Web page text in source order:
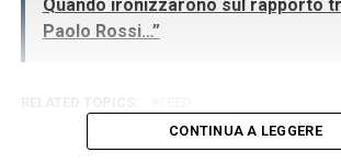
Quando ironizzarono sul rapporto
Paolo Rossi…”
CONTINUA A LEGGERE